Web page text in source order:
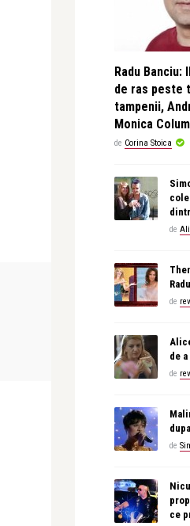
Alice Năstase Buciuta
Ella Barker și Florin
prezentări de mod ...
Radu
de ras peste
tampenii,
Monica
de Corina Stoica
de
de
de
de
de
ce